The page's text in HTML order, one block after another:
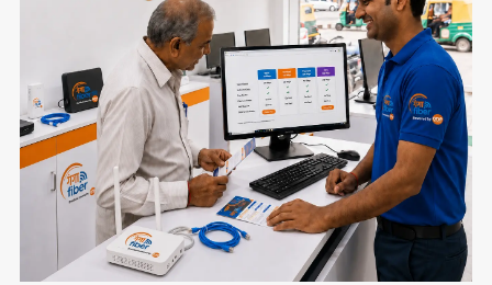
3
प्रोजेक्ट गंगा की टीम, भारत के अग्रणी निजी
इंटरनेट सेवा प्रदाताओं (ISP) में से एक ONE
Broadband के सहयोग से, प्रशिक्षण, तकनीक
और निरंतर सहायता प्रदान करती है। स्वीकृत
आवेदक डिजिटल सर्विस प्रोवाइडर (DSP) बन
सकते हैं और अपने स्थानीय क्षेत्रों में ग्राहकों को
हाई-स्पीड ब्रॉडबैंड तथा अन्य डिजिटल सेवाएं
उपलब्ध करा सकते हैं।